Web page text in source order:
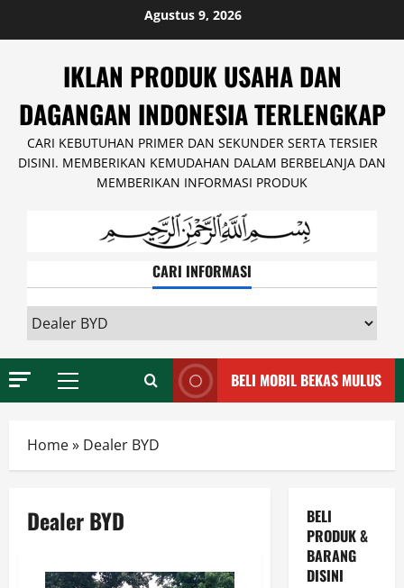
Agustus 9, 2026
IKLAN PRODUK USAHA DAN
DAGANGAN INDONESIA TERLENGKAP
CARI KEBUTUHAN PRIMER DAN SEKUNDER SERTA TERSIER
DISINI. MEMBERIKAN KEMUDAHAN DALAM BERBELANJA DAN
MEMBERIKAN INFORMASI PRODUK
CARI INFORMASI
INFORMASI
Primary
BELI MOBIL BEKAS MULUS
Home» Dealer BYD
Dealer BYD
BELI
PRODUK &
BARANG
DISINI